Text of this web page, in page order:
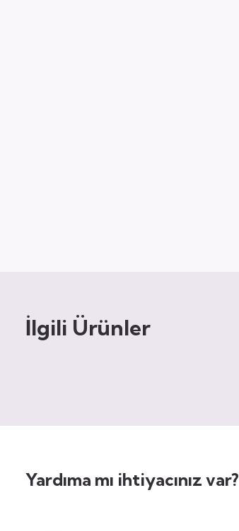
İlgili Ürünler
Yardıma mı ihtiyacınız var?